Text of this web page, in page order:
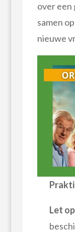
over een
samen
nieuwe
Let